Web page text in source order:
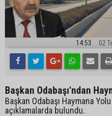
14:53 02
Başkan Odabaşı'ndan
Başkan Odabaşı Haymana
açıklamalarda bulundu.